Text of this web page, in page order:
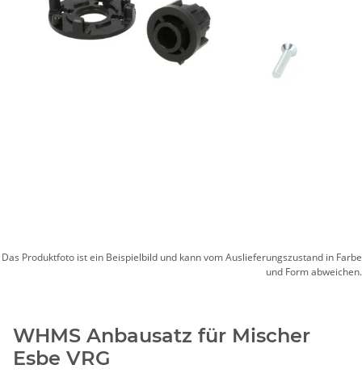
Das Produktfoto ist ein Beispielbild und kann vom Auslieferungszustand in Farbe
und Form abweichen.
WHMS Anbausatz für Mischer
Esbe VRG